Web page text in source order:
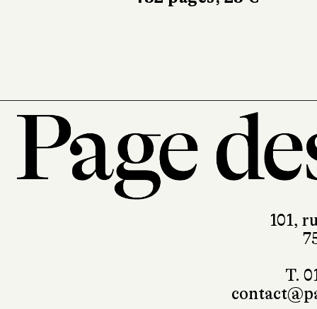
Éditions du
101,
T.